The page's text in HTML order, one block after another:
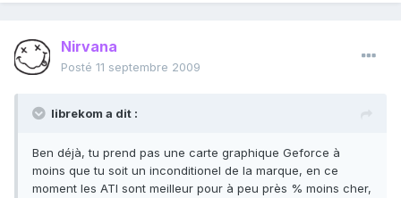
Nirvana
Posté 11 septembre 2009
librekom a dit :
Ben déjà, tu prend pas une carte graphique Geforce à
moins que tu soit un inconditionel de la marque, en ce
moment les ATI sont meilleur pour à peu près % moins cher,